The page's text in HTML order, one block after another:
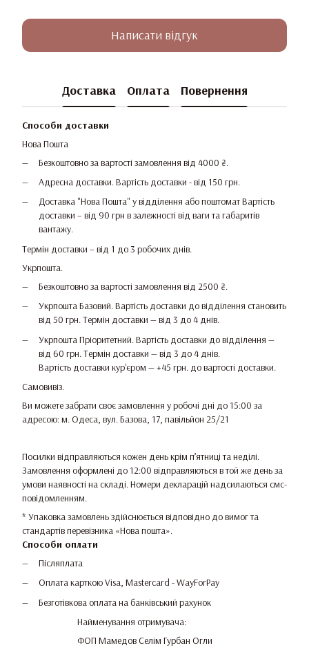
Написати відгук
Доставка Оплата Повернення
Способи доставки
Нова Пошта
Безкоштовно за вартості замовлення від 4000 ₴.
Адресна доставки. Вартість доставки - від 150 грн.
Доставка "Нова Пошта" у відділення або поштомат Вартість
доставки – від 90 грн в залежності від ваги та габаритів
вантажу.
Термін доставки – від 1 до 3 робочих днів.
Укрпошта.
Безкоштовно за вартості замовлення від 2500 ₴.
Укрпошта Базовий. Вартість доставки до відділення становить
від 50 грн. Термін доставки — від 3 до 4 днів.
Укрпошта Пріоритетний. Вартість доставки до відділення —
від 60 грн. Термін доставки — від 3 до 4 днів.
Вартість доставки кур'єром — +45 грн. до вартості доставки.
Самовивіз.
Ви можете забрати своє замовлення у робочі дні до 15:00 за
адресою: м. Одеса, вул. Базова, 17, павільйон 25/21
Посилки відправляються кожен день крім п’ятниці та неділі.
Замовлення оформлені до 12:00 відправляються в той же день за
умови наявності на складі. Номери декларацій надсилаються смс-
повідомленням.
* Упаковка замовлень здійснюється відповідно до вимог та
стандартів перевізника «Нова пошта».
Способи оплати
Післяплата
Оплата карткою Visa, Mastercard - WayForPay
Безготівкова оплата на банківський рахунок
Найменування отримувача:
ФОП Мамедов Селім Гурбан Огли